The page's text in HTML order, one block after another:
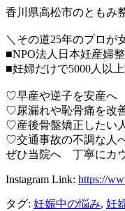
香川県高松市のともみ
＼その道25年のプロが
■NPO法人日本妊産婦
■妊婦だけで5000人以
♡早産や逆子を安産へ
♡尿漏れや恥骨痛を改
♡産後骨盤矯正したい
♡交通事故の不調な人
ぜひ当院へ 丁寧にカ
Instagram Link: https://
タグ: 妊娠中の悩み, 妊